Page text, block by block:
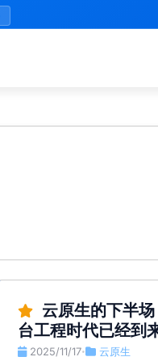
云原生的下半
台工程时代已经到
2025/11/17• 云原生